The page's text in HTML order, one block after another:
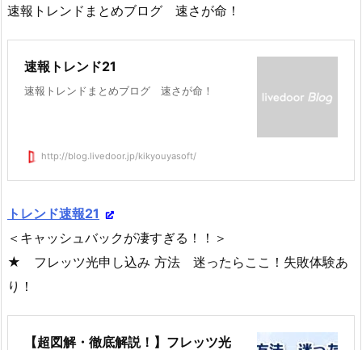
速報トレンドまとめブログ 速さが命！
速報トレンド21
速報トレンドまとめブログ 速さが命！
http://blog.livedoor.jp/kikyouyasoft/
トレンド速報21
＜キャッシュバックが凄すぎる！！＞
★ フレッツ光申し込み 方法 迷ったらここ！失敗体験あ
り！
【超図解・徹底解説！】フレッツ光